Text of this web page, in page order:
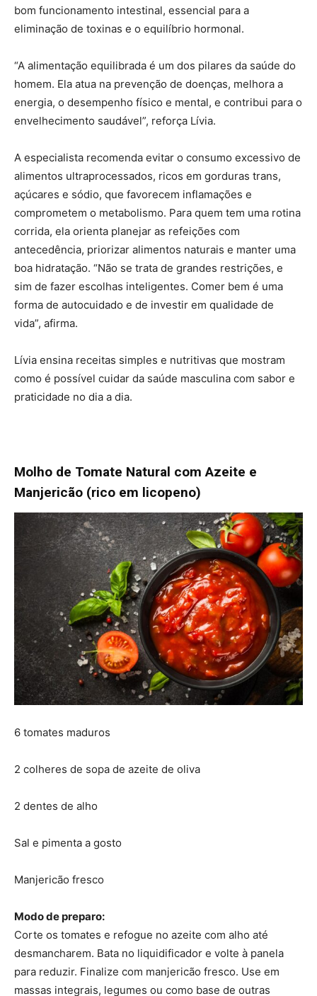
bom funcionamento intestinal, essencial para a
eliminação de toxinas e o equilíbrio hormonal.
“A alimentação equilibrada é um dos pilares da saúde do
homem. Ela atua na prevenção de doenças, melhora a
energia, o desempenho físico e mental, e contribui para o
envelhecimento saudável”, reforça Lívia.
A especialista recomenda evitar o consumo excessivo de
alimentos ultraprocessados, ricos em gorduras trans,
açúcares e sódio, que favorecem inflamações e
comprometem o metabolismo. Para quem tem uma rotina
corrida, ela orienta planejar as refeições com
antecedência, priorizar alimentos naturais e manter uma
boa hidratação. “Não se trata de grandes restrições, e
sim de fazer escolhas inteligentes. Comer bem é uma
forma de autocuidado e de investir em qualidade de
vida”, afirma.
Lívia ensina receitas simples e nutritivas que mostram
como é possível cuidar da saúde masculina com sabor e
praticidade no dia a dia.
Molho de Tomate Natural com Azeite e
Manjericão (rico em licopeno)
6 tomates maduros
2 colheres de sopa de azeite de oliva
2 dentes de alho
Sal e pimenta a gosto
Manjericão fresco
Modo de preparo:
Corte os tomates e refogue no azeite com alho até
desmancharem. Bata no liquidificador e volte à panela
para reduzir. Finalize com manjericão fresco. Use em
massas integrais, legumes ou como base de outras